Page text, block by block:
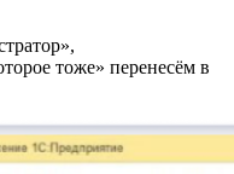
тоже» перенесём в